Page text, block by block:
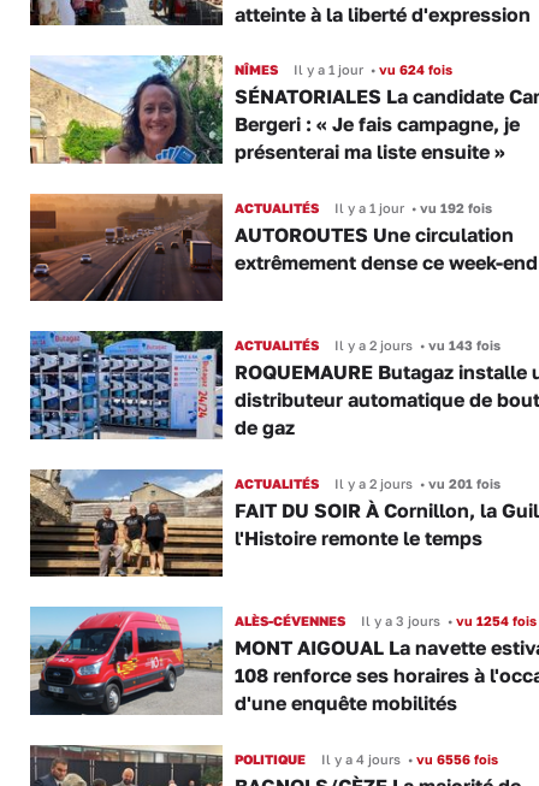
atteinte à la liberté d'expression
NÎMES Il y a 1 jour •vu 624 fois
SÉNATORIALES La candidate
Bergeri : « Je fais campagne, je
présenterai ma liste ensuite »
ACTUALITÉS Il y a 1 jour •vu 192 fois
AUTOROUTES Une circulation
extrêmement dense ce week-end
ACTUALITÉS Il y a 2 jours •vu 143 fois
ROQUEMAURE Butagaz installe
distributeur automatique de
de gaz
ACTUALITÉS Il y a 2 jours •vu 201 fois
FAIT DU SOIR À Cornillon, la
l'Histoire remonte le temps
ALÈS-CÉVENNES Il y a 3 jours •vu 1254 fois
MONT AIGOUAL La navette
108 renforce ses horaires à
d'une enquête mobilités
POLITIQUE Il y a 4 jours •vu 6556 fois